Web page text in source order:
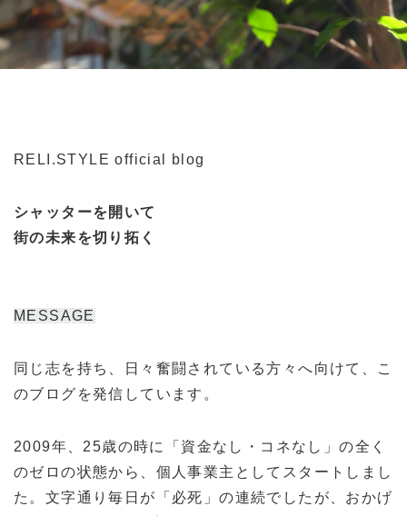
RELI.STYLE official blog
シャッターを開いて
街の未来を切り拓く
MESSAGE
同じ志を持ち、日々奮闘されている方々へ向けて、こ
のブログを発信しています。
2009年、25歳の時に「資金なし・コネなし」の全く
のゼロの状態から、個人事業主としてスタートしまし
た。文字通り毎日が「必死」の連続でしたが、おかげ